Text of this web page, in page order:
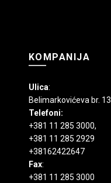
KOMPANIJA
Ulica:
Belimarkovićeva br. 13
Telefoni:
+381 11 285 3000,
+381 11 285 2929
+38162422647
Fax:
+381 11 285 3000